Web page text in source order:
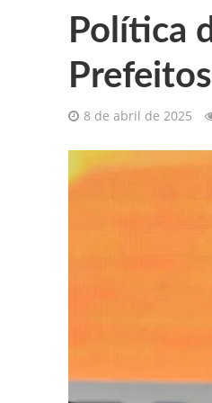
Política
Prefeitos
8 de abril de 2025